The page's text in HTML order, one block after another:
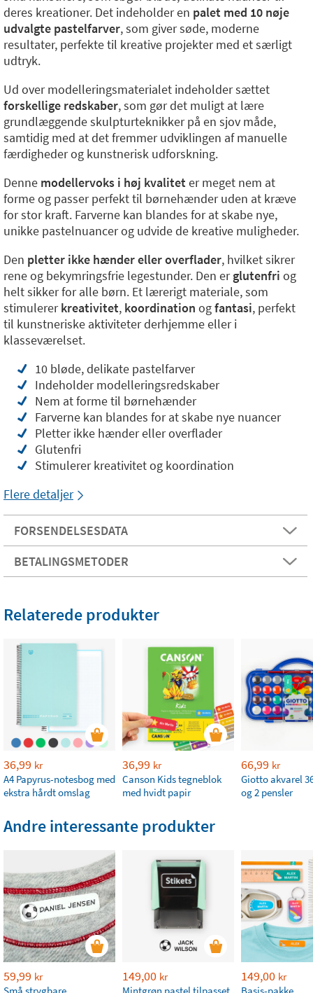
deres kreationer. Det indeholder en palet med 10 nøje
udvalgte pastelfarver, som giver søde, moderne
resultater, perfekte til kreative projekter med et særligt
udtryk.
Ud over modelleringsmaterialet indeholder sættet
forskellige redskaber, som gør det muligt at lære
grundlæggende skulpturteknikker på en sjov måde,
samtidig med at det fremmer udviklingen af manuelle
færdigheder og kunstnerisk udforskning.
Denne modellervoks i høj kvalitet er meget nem at
forme og passer perfekt til børnehænder uden at kræve
for stor kraft. Farverne kan blandes for at skabe nye,
unikke pastelnuancer og udvide de kreative muligheder.
Den pletter ikke hænder eller overflader, hvilket sikrer
rene og bekymringsfrie legestunder. Den erglutenfri og
helt sikker for alle børn. Et lærerigt materiale, som
stimulererkreativitet, koordination ogfantasi, perfekt
til kunstneriske aktiviteter derhjemme eller i
klasseværelset.
10 bløde, delikate pastelfarver
Indeholder modelleringsredskaber
Nem at forme til børnehænder
Farverne kan blandes for at skabe nye nuancer
Pletter ikke hænder eller overflader
Glutenfri
Stimulerer kreativitet og koordination
Flere detaljer
FORSENDELSESDATA
BETALINGSMETODER
Relaterede produkter
36,99 kr
A4 Papyrus-notesbog med
ekstra hårdt omslag
36,99 kr
Canson Kids tegneblok
med hvidt papir
66,99 kr
Giotto akvarel
og 2 pensler
Andre interessante produkter
59,99 kr
Små strygbare
149,00 kr
Mintgrøn pastel tilpasset
149,00 kr
Basis-pakke